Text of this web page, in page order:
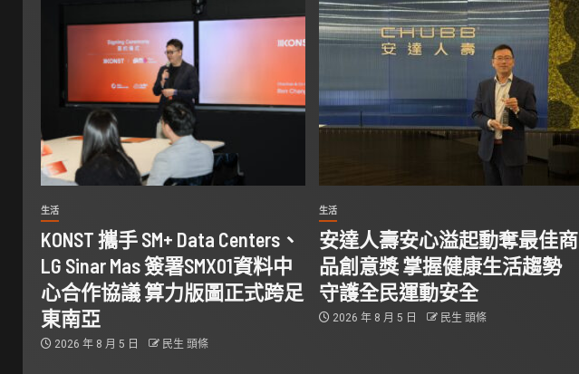
生活
KONST 攜手 SM+ Data Centers、
LG Sinar Mas 簽署SMX01資料中
心合作協議 算力版圖正式跨足
東南亞
2026 年 8 月 5 日 民生 頭條
生活
安達人壽安心溢起動奪最佳商
品創意獎 掌握健康生活趨勢
守護全民運動安全
2026 年 8 月 5 日 民生 頭條